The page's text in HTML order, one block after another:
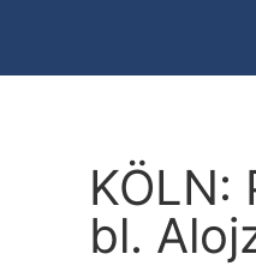
KÖLN:
bl.